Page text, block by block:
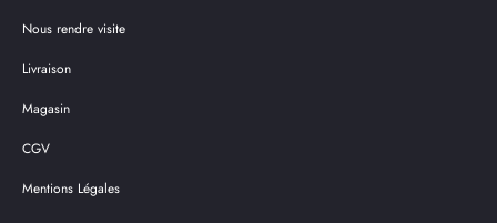
Nous rendre visite
Livraison
Magasin
CGV
Mentions Légales